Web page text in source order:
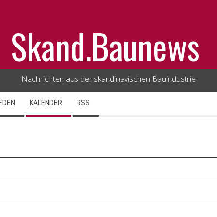
Skand.Baunews
Nachrichten aus der skandinavischen Bauindustrie
KALENDER RSS